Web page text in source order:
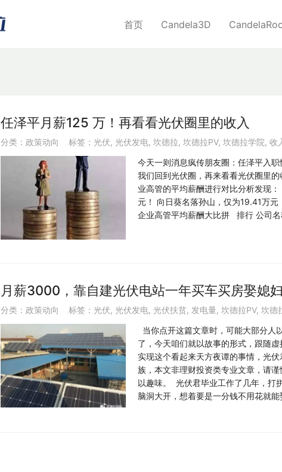
首页 Candela3D
任泽平月薪125 万！再看看光伏圈里的收入
分类： 政策动向 标签： 光伏, 光伏发电, 坎德拉, 坎德拉PV, 坎德拉学院, 收
今天一则消息疯传朋友圈：任泽平入
我们回到光伏圈，再来看看光伏圈里
业高管的平均薪酬进行对比分析发现
元！ 向日葵名落孙山，仅为19.41万
企业高管平均薪酬大比拼 排行 公司
月薪3000，靠自建光伏电站一年买车买房娶媳
分类： 政策动向 标签： 光伏, 光伏发电, 光伏扶贫, 发电量, 坎德拉PV, 坎德
当你点开这篇文章时，可能大部分人
了，今天咱们就以故事的形式，跟随
实现这个看起来天方夜谭的事情，光
族，本文非理财投资类专业文章，请
以趣味。 光伏君毕业工作了几年，打
脑洞大开，想着要是一分钱不用花就